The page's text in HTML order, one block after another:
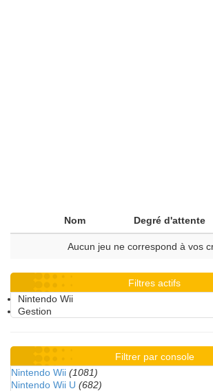
Nom Degré d'attente
Aucun jeu ne correspond à vos
Filtres actifs
Nintendo Wii
Gestion
Filtrer par console
Nintendo Wii (1081)
Nintendo Wii U (682)